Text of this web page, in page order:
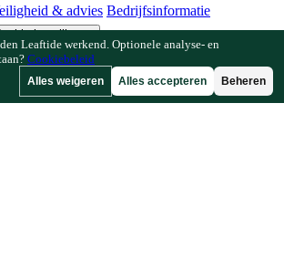
& advies Bedrijfsinformatie
instellingen
Tuinplanner-gids Plantenbibliotheek Tuingalerij
Leaftide werkend. Optionele analyse- en
Cookiebeleid
Alles weigeren Alles accepteren Beheren